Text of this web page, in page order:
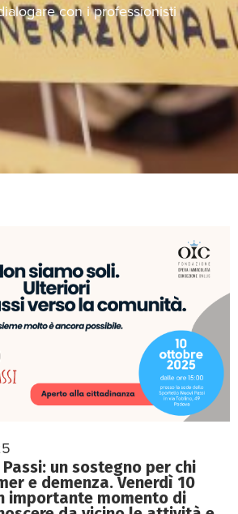
con i professionisti
un sostegno per chi
e demenza. Venerdì 10
importante momento di